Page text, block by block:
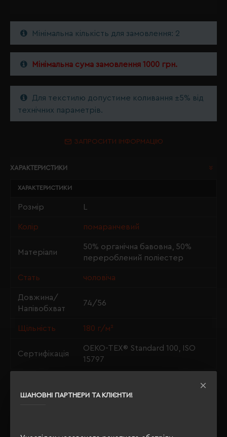
ШАНОВНІ ПАРТНЕРИ ТА КЛІЄНТИ!
Мінімальна кількість для замовлення: 2
Мінімальна сума замовлення 1000 грн.
Для текстилю допустиме коливання ±5% від
технічних параметрів.
ЗАПРОСИТИ ІНФОРМАЦІЮ
ХАРАКТЕРИСТИКИ
ХАРАКТЕРИСТИКИ
Розмір
Колір помаранчевий
Матеріали
50% органічна бавовна, 50%
перероблений поліестер
Стать чоловіча
Довжина/
Напівобхват
74/56
Щільність 180 г/м²
Сертифікація
OEKO-TEX® Standard 100, ISO
15797